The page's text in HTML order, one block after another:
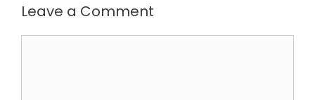
Leave a Comment